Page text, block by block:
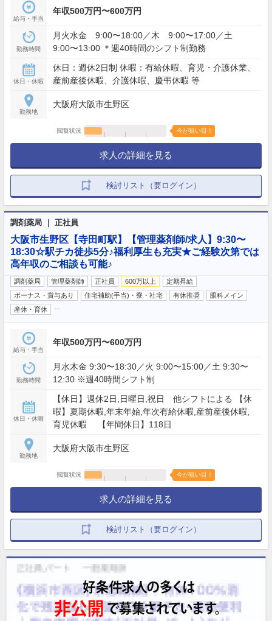
給与・手当
年収500万円〜600万円
勤務時間
月火水金 9:00〜18:00／木 9:00〜17:00／土
9:00〜13:00 ＊週40時間のシフト制勤務
休日・休暇
休日：週休2日制 休暇：有給休暇、育児・介護休業、
産前産後休暇、介護休暇、慶弔休暇 等
勤務地
大阪府大阪市生野区
閲覧状況 今が狙い目！
求人の詳細を見る
検討リスト（要ログイン）
調剤薬局 ｜ 正社員
大阪市生野区【寺田町駅】【管理薬剤師/求人】9:30〜
18:30☆駅チカ徒歩5分♪福利厚生も充実★ご経験次第では
高年収のご相談も可能♪
調剤薬局 管理薬剤師 正社員 600万以上
定期昇給
ボーナス・賞与あり
住宅補助(手当)・寮・社宅 有休推奨
眼科メイン
産休・育休
給与・手当
年収500万円〜600万円
勤務時間
月水木金 9:30〜18:30／火 9:00〜15:00／土 9:30〜
12:30 ※週40時間シフト制
休日・休暇
【休日】週休2日,日曜日,祝日 他シフトによる 【休
暇】夏期休暇,年末年始,年次有給休暇,産前産後休暇,
育児休暇 【年間休日】118日
勤務地
大阪府大阪市生野区
閲覧状況 今が狙い目！
求人の詳細を見る
検討リスト（要ログイン）